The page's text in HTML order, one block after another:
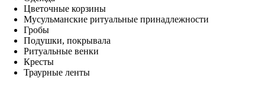
Цветочные корзины
Мусульманские ритуальные принадлежности
Гробы
Подушки, покрывала
Ритуальные венки
Кресты
Траурные ленты